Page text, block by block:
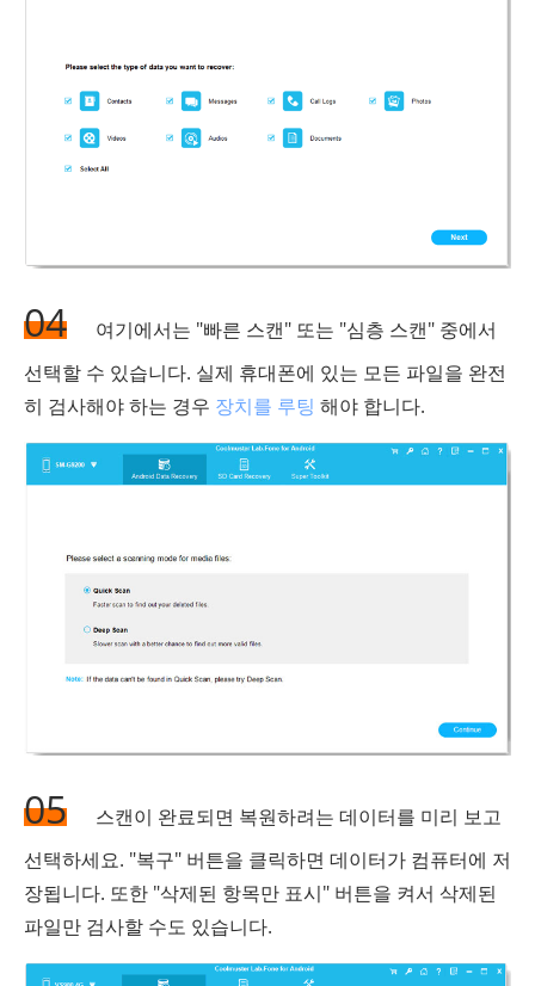
04
여기에서는 "빠른 스캔" 또는 "심층 스캔" 중에서
선택할 수 있습니다. 실제 휴대폰에 있는 모든 파일을 완전
히 검사해야 하는 경우 장치를 루팅 해야 합니다.
05
스캔이 완료되면 복원하려는 데이터를 미리 보고
선택하세요. "복구" 버튼을 클릭하면 데이터가 컴퓨터에 저
장됩니다. 또한 "삭제된 항목만 표시" 버튼을 켜서 삭제된
파일만 검사할 수도 있습니다.